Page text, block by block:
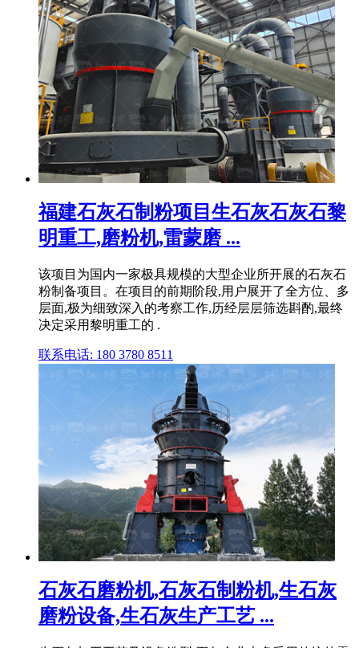
福建石灰石制粉项目生石灰石灰石黎
明重工,磨粉机,雷蒙磨 ...
该项目为国内一家极具规模的大型企业所开展的石灰石
粉制备项目。在项目的前期阶段,用户展开了全方位、多
层面,极为细致深入的考察工作,历经层层筛选斟酌,最终
决定采用黎明重工的 .
联系电话: 180 3780 8511
石灰石磨粉机,石灰石制粉机,生石灰
磨粉设备,生石灰生产工艺 ...